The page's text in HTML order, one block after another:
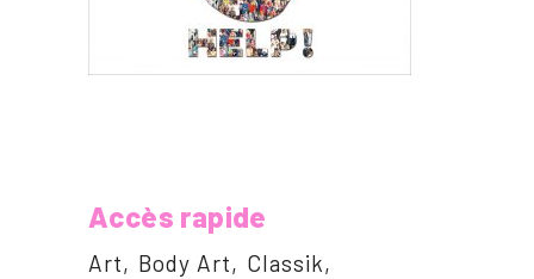
Accès rapide
Art Body Art
Classik